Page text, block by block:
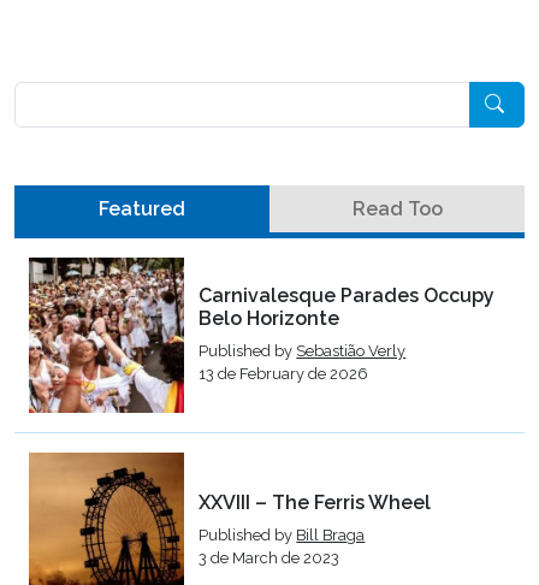
Featured Read Too
Carnivalesque Parades Occupy
Belo Horizonte
Published by Sebastião Verly
13 de February de 2026
XXVIII – The Ferris Wheel
Published by Bill Braga
3 de March de 2023